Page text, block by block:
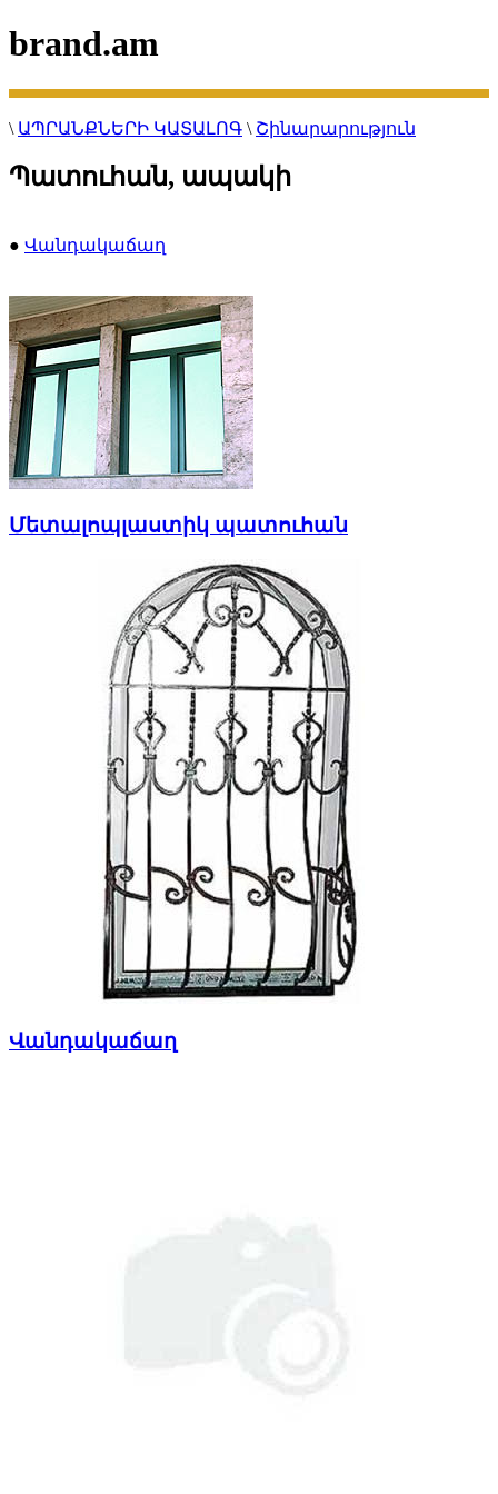
brand.am
\ ԱՊՐԱՆՔՆԵՐԻ ԿԱՏԱԼՈԳ \ Շինարարություն
Պատուհան, ապակի
● Վանդակաճաղ
Մետալոպլաստիկ պատուհան
Վանդակաճաղ